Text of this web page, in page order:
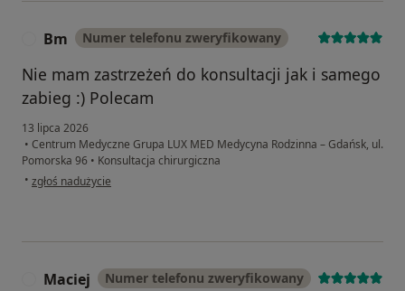
Bm Numer telefonu zweryfikowany
Nie mam zastrzeżeń do konsultacji jak i samego
zabieg :) Polecam
13 lipca 2026
• Centrum Medyczne Grupa LUX MED Medycyna Rodzinna – Gdańsk, ul.
Pomorska 96 • Konsultacja chirurgiczna
• w opinii użytkownika Bm
zgłoś nadużycie
Maciej Numer telefonu zweryfikowany